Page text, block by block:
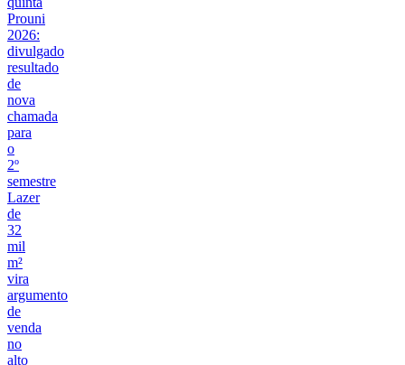
Prouni
2026:
divulgado
resultado
de
nova
chamada
para
o
2º
semestre
Lazer
de
32
mil
m²
vira
argumento
de
venda
no
alto